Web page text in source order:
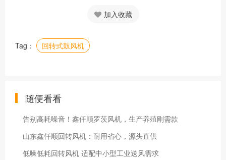
加入收藏
Tag： 回转式鼓风机
随便看看
告别高耗噪音！鑫仟顺罗茨风机，生产养殖刚需款
山东鑫仟顺回转风机：耐用省心，源头直供
低噪低耗回转风机 适配中小型工业送风需求